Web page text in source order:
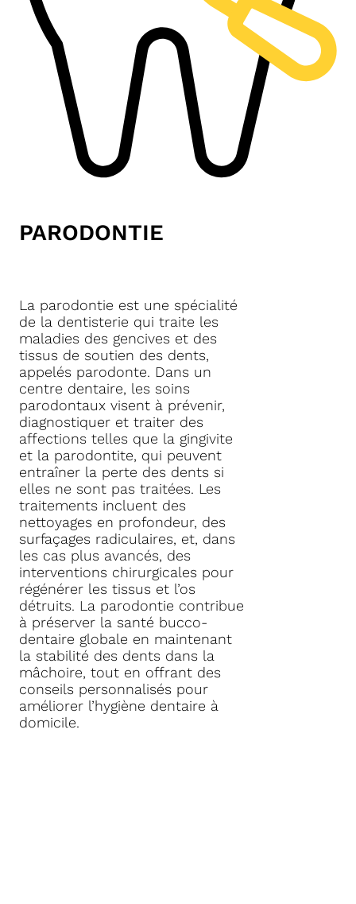
PARODONTIE
La parodontie est une spécialité
de la dentisterie qui traite les
maladies des gencives et des
tissus de soutien des dents,
appelés parodonte. Dans un
centre dentaire, les soins
parodontaux visent à prévenir,
diagnostiquer et traiter des
affections telles que la gingivite
et la parodontite, qui peuvent
entraîner la perte des dents si
elles ne sont pas traitées. Les
traitements incluent des
nettoyages en profondeur, des
surfaçages radiculaires, et, dans
les cas plus avancés, des
interventions chirurgicales pour
régénérer les tissus et l’os
détruits. La parodontie contribue
à préserver la santé bucco-
dentaire globale en maintenant
la stabilité des dents dans la
mâchoire, tout en offrant des
conseils personnalisés pour
améliorer l’hygiène dentaire à
domicile.